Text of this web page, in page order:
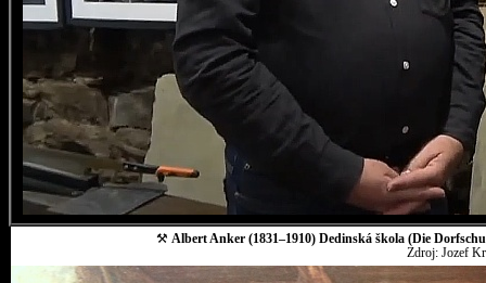
⚒ Albert Anker (1831–1910) Dedinská škola (Die
Zdroj: Jozef